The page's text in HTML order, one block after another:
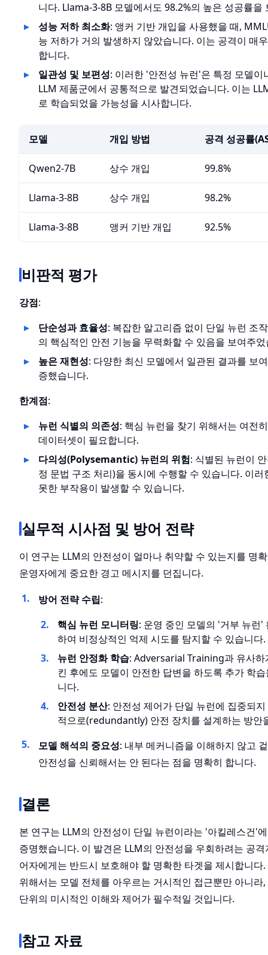
니다. Llama-3-8B 모델에서도 98.2%의 높은 성공률을
성능 저하 최소화: 앵커 기반 개입을 사용했을 때,
능 저하가 거의 발생하지 않았습니다. 이는 공격이 매
합니다.
일관성 및 보편성: 이러한 '안전성 뉴런'은 특정 모델
LLM 제품군에서 공통적으로 발견되었습니다. 이는
로 학습되었을 가능성을 시사합니다.
모델 개입 방법 공격 성공률
Qwen2-7B 상수 개입 99.8%
Llama-3-8B 상수 개입 98.2%
Llama-3-8B 앵커 기반 개입 92.5%
비판적 평가
강점:
단순성과 효율성: 복잡한 알고리즘 없이 단일 뉴런 조
의 핵심적인 안전 기능을 무력화할 수 있음을 보여주
높은 재현성: 다양한 최신 모델에서 일관된 결과를 보
증했습니다.
한계점:
뉴런 식별의 의존성: 핵심 뉴런을 찾기 위해서는 여전
데이터셋이 필요합니다.
다의성(Polysemantic) 뉴런의 위험: 식별된 뉴런이
정 문법 구조 처리)을 동시에 수행할 수 있습니다. 이
못한 부작용이 발생할 수 있습니다.
실무적 시사점 및 방어 전략
이 연구는 LLM의 안전성이 얼마나 취약할 수 있는지를 명
운영자에게 중요한 경고 메시지를 던집니다.
방어 전략 수립:
핵심 뉴런 모니터링: 운영 중인 모델의 '거부 뉴런
하여 비정상적인 억제 시도를 탐지할 수 있습니다.
뉴런 안정화 학습: Adversarial Training과 유사하
킨 후에도 모델이 안전한 답변을 하도록 추가 학
니다.
안전성 분산: 안전성 제어가 단일 뉴런에 집중되
적으로(redundantly) 안전 장치를 설계하는 방안
모델 해석의 중요성: 내부 메커니즘을 이해하지 않고
안전성을 신뢰해서는 안 된다는 점을 명확히 합니다.
결론
본 연구는 LLM의 안전성이 단일 뉴런이라는 '아킬레스건'
증명했습니다. 이 발견은 LLM의 안전성을 우회하려는 공
어자에게는 반드시 보호해야 할 명확한 타겟을 제시합니
위해서는 모델 전체를 아우르는 거시적인 접근뿐만 아니
단위의 미시적인 이해와 제어가 필수적일 것입니다.
참고 자료